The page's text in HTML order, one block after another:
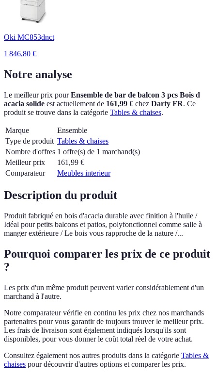
Oki MC853dnct
1 846,80 €
Notre analyse
Le meilleur prix pourEnsemble de bar de balcon 3 pcs Bois d
acacia solide est actuellement de 161,99 € chez Darty FR. Ce
produit se trouve dans la catégorie Tables & chaises.
Marque
Ensemble
Type de produit Tables & chaises
Nombre d'offres 1 offre(s) de 1 marchand(s)
Meilleur prix
161,99 €
Comparateur
Meubles interieur
Description du produit
Produit fabriqué en bois d'acacia durable avec finition à l'huile /
Idéal pour petits balcons et patios, polyfonctionnel comme salle à
manger extérieure / Le bois vous rapproche de la nature /...
Pourquoi comparer les prix de ce produit
?
Les prix d'un même produit peuvent varier considérablement d'un
marchand à l'autre.
Notre comparateur vérifie en continu les prix chez nos marchands
partenaires pour vous garantir de toujours trouver le meilleur prix.
Les frais de livraison sont également indiqués lorsqu'ils sont
disponibles, pour vous donner le coût total réel de votre achat.
Consultez également nos autres produits dans la catégorie Tables &
chaises pour découvrir d'autres options et comparer les prix.